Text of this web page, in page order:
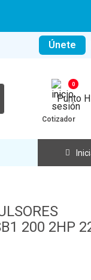
Únete
0
Cotizador
200 2HP